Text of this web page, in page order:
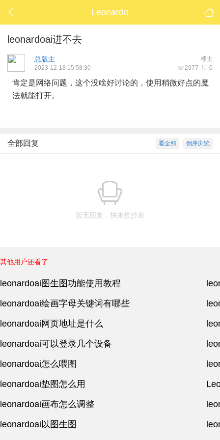
Leonardo
leonardoai进不去
楼主
总版主
2977 0
2023-12-18 15:58:30
肯定是网络问题，这个没啥好讨论的，使用稍微好点的魔
法就能打开。
倒序浏览
看全部
全部回复
暂无回复，快来抢沙发
其他用户还看了
leonardoai图生图功能使用教程
leonardoai绘画字母关键词有哪些
leonardoai网页地址是什么
leonardoai可以登录几个设备
leonardoai怎么喂图
leonardoai垫图怎么用
leonardoai画布怎么调整
leonardoai以图生图